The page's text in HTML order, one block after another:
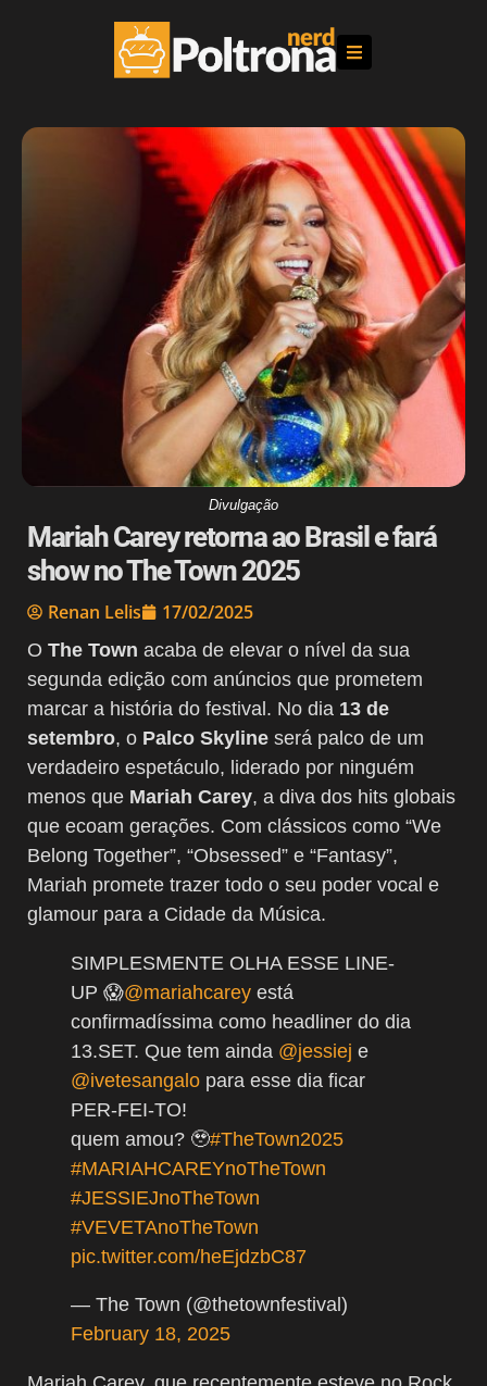
Divulgação
Mariah Carey retorna ao Brasil e fará
show no The Town 2025
Renan Lelis 17/02/2025
O The Town acaba de elevar o nível da sua
segunda edição com anúncios que prometem
marcar a história do festival. No dia 13 de
setembro, o Palco Skyline será palco de um
verdadeiro espetáculo, liderado por ninguém
menos que Mariah Carey, a diva dos hits globais
que ecoam gerações. Com clássicos como “We
Belong Together”, “Obsessed” e “Fantasy”,
Mariah promete trazer todo o seu poder vocal e
glamour para a Cidade da Música.
SIMPLESMENTE OLHA ESSE LINE-
UP 😱@mariahcarey está
confirmadíssima como headliner do dia
13.SET. Que tem ainda @jessiej e
@ivetesangalo para esse dia ficar
PER-FEI-TO!
quem amou? 🥹#TheTown2025
#MARIAHCAREYnoTheTown
#JESSIEJnoTheTown
#VEVETAnoTheTown
pic.twitter.com/heEjdzbC87
— The Town (@thetownfestival)
February 18, 2025